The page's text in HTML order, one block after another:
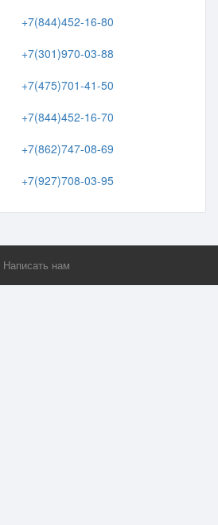
+7(844)452-16-80
+7(301)970-03-88
+7(475)701-41-50
+7(844)452-16-70
+7(862)747-08-69
+7(927)708-03-95
Написать нам